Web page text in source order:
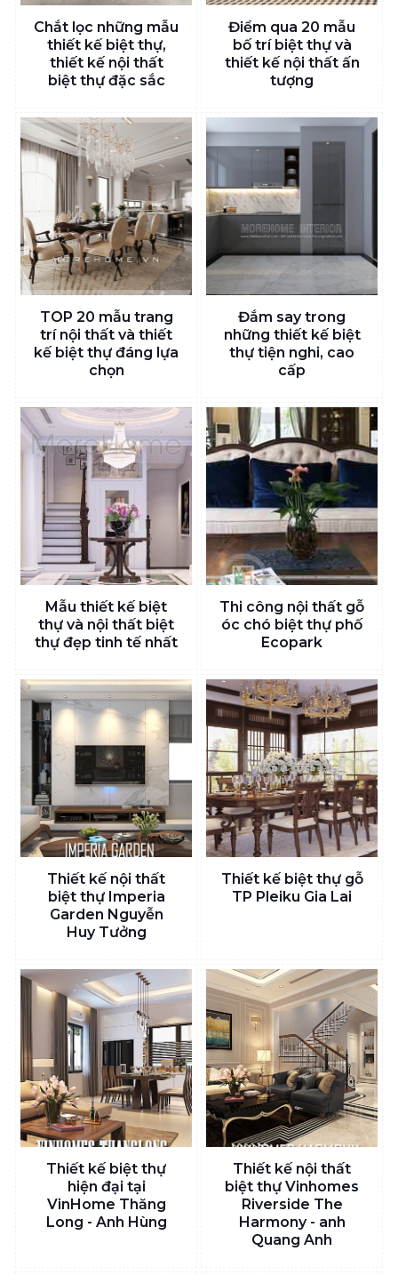
Chắt lọc những mẫu
thiết kế biệt thự,
thiết kế nội thất
biệt thự đặc sắc
Điểm qua 20 mẫu
bố trí biệt thự và
thiết kế nội thất ấn
tượng
TOP 20 mẫu trang
trí nội thất và thiết
kế biệt thự đáng lựa
chọn
Đắm say trong
những thiết kế biệt
thự tiện nghi, cao
cấp
Mẫu thiết kế biệt
thự và nội thất biệt
thự đẹp tinh tế nhất
Thi công nội thất gỗ
óc chó biệt thự phố
Ecopark
Thiết kế nội thất
biệt thự Imperia
Garden Nguyễn
Huy Tưởng
Thiết kế biệt thự gỗ
TP Pleiku Gia Lai
Thiết kế biệt thự
hiện đại tại
VinHome Thăng
Long - Anh Hùng
Thiết kế nội thất
biệt thự Vinhomes
Riverside The
Harmony - anh
Quang Anh